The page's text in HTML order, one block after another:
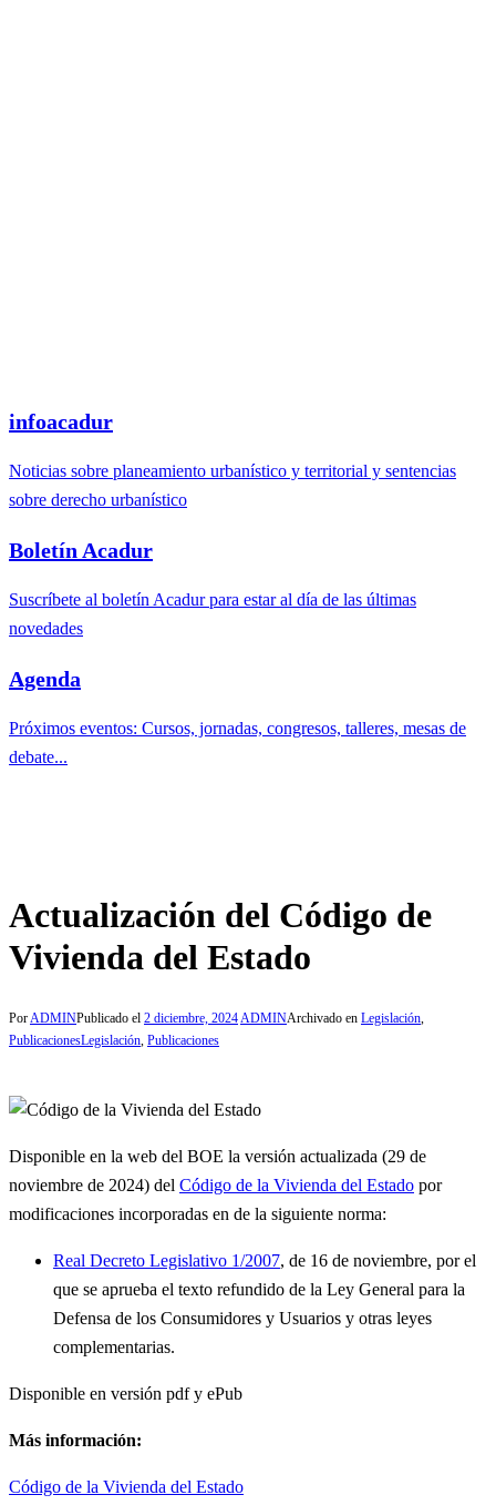
infoacadur
Noticias sobre planeamiento urbanístico y territorial y sentencias
sobre derecho urbanístico
Boletín Acadur
Suscríbete al boletín Acadur para estar al día de las últimas
novedades
Agenda
Próximos eventos: Cursos, jornadas, congresos, talleres, mesas de
debate...
Actualización del Código de
Vivienda del Estado
PorADMINPublicado el 2 diciembre, 2024ADMINArchivado en Legislación,
PublicacionesLegislación, Publicaciones
Disponible en la web del BOE la versión actualizada (29 de
noviembre de 2024) del Código de la Vivienda del Estado por
modificaciones incorporadas en de la siguiente norma:
Real Decreto Legislativo 1/2007, de 16 de noviembre, por el
que se aprueba el texto refundido de la Ley General para la
Defensa de los Consumidores y Usuarios y otras leyes
complementarias.
Disponible en versión pdf y ePub
Más información:
Código de la Vivienda del Estado